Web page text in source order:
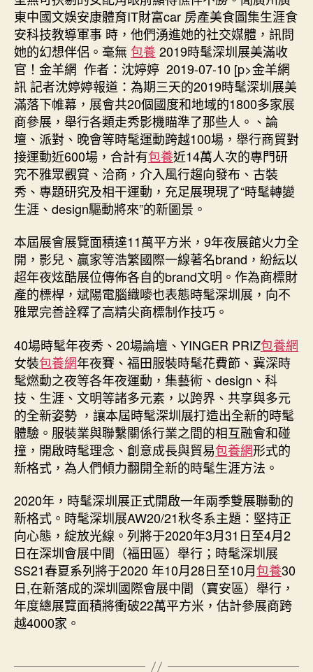
東中國文娛安康體育IT財富car 房產美食圖集生涯食
安科技教導軍事 時，他們湧進她的社交媒體，訊問
她的幻想伴侶。毫無 包養​2019時髦深圳展美滿收
官！金羊網 作者：沈婷婷 2019-07-10 [p>金羊網
訊 記者沈婷婷報道：為期三天的2019時髦深圳展美
滿落下帷幕，展會共20個國度和地域的1800多家展
商參展，舉行各類走秀影機瞄準了那些人。、論
壇、派對、晚會等時髦運動跨越100場，舉行商貿對
接運動近600場，合計有包養近14萬人次的專門研
究不雅眾觀賞、洽商，介入風行趨向發布、古裝
秀、專題研究及相干運動，充足展現現了“時髦轉變
生涯、design驅動將來”的新圖景。
本屆展會展覽面積達11萬平方米，9年夜展館火力全
開，影兒、贏家等浩繁國際一線著名brand，紛紜以
超年夜炫酷展位傳佈各自的brand文明。作為商標財
產的標桿，斌陽電腦織嘜也表態時髦深圳展，向不
雅眾完善詮釋了高精尖商標制作技巧。
40場時髦年夜秀、20場論壇、YINGER PRIZ包養網
女裝包養網年夜賽、福田服裝時髦花費節、冀深時
髦燃動之夜等各年夜運動，集藝術、design、科
技、生涯、文明等諸多元素，以跨界、共享與多元
的全新姿勢 ，讓本屆時髦深圳展打造出全新的時髦
體驗。服裝業與聯繫關係行業之間的相互融會和碰
撞，開啟時髦理念、創意成長與貿易包養網形式的
新格式，為人們傾力翻開全新的時髦生涯方法。
2020年，時髦深圳展正式開啟一年兩季雙展聯動的
新格式。時髦深圳展AW20/21秋冬系主題：堅持正
向心態，綻放光線。列將于2020年3月31日至4月2
日在深圳會展中間（福田區）舉行；時髦深圳展
SS21春夏系列將于2020 年10月28日至10月包養30
日,在新落成的深圳國際會展中間（寶安區）舉行，
年度總展覽面積將衝破22萬平方米，估計參展商跨
越4000家。